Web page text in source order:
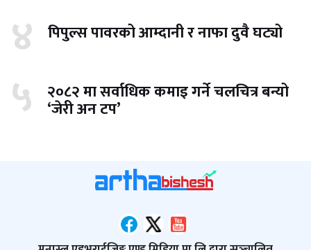
४ पिपुल्स पावरको आम्दानी र नाफा दुवै घट्यो
५ २०८२ मा सर्वाधिक कमाइ गर्ने चलचित्र बन्यो
‘जेरी अन टप’